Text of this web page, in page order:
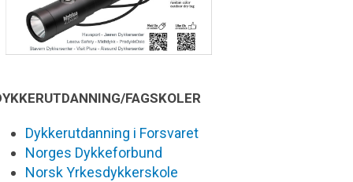
FAGSKOLER
Dykkerutdanning i Forsvaret
Norges Dykkeforbund
Norsk Yrkesdykkerskole